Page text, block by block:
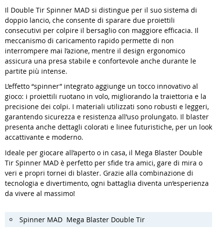
Il Double Tir Spinner MAD si distingue per il suo sistema di
doppio lancio, che consente di sparare due proiettili
consecutivi per colpire il bersaglio con maggiore efficacia. Il
meccanismo di caricamento rapido permette di non
interrompere mai l’azione, mentre il design ergonomico
assicura una presa stabile e confortevole anche durante le
partite più intense.
L’effetto “spinner” integrato aggiunge un tocco innovativo al
gioco: i proiettili ruotano in volo, migliorando la traiettoria e la
precisione dei colpi. I materiali utilizzati sono robusti e leggeri,
garantendo sicurezza e resistenza all’uso prolungato. Il blaster
presenta anche dettagli colorati e linee futuristiche, per un look
accattivante e moderno.
Ideale per giocare all’aperto o in casa, il Mega Blaster Double
Tir Spinner MAD è perfetto per sfide tra amici, gare di mira o
veri e propri tornei di blaster. Grazie alla combinazione di
tecnologia e divertimento, ogni battaglia diventa un’esperienza
da vivere al massimo!
Spinner MAD Mega Blaster Double Tir